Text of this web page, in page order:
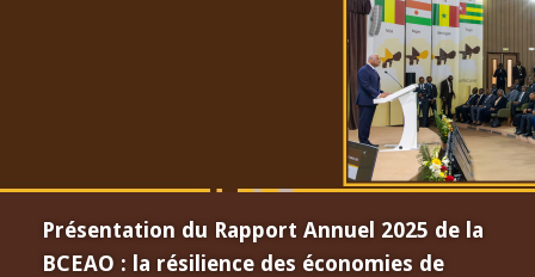
Présentation du Rapport Annuel 2025 de la
BCEAO : la résilience des économies de